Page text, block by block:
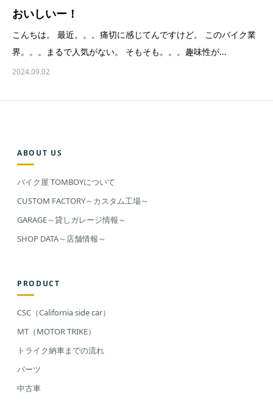
おいしいー！
こんちは。 最近。。。痛切に感じてんですけど。 このバイク業
界。。。まるで人気がない。 そもそも。。。趣味性が...
2024.09.02
ABOUT US
バイク屋 TOMBOYについて
CUSTOM FACTORY～カスタム工場～
GARAGE～貸しガレージ情報～
SHOP DATA～店舗情報～
PRODUCT
CSC（California side car）
MT（MOTOR TRIKE）
トライク納車までの流れ
パーツ
中古車